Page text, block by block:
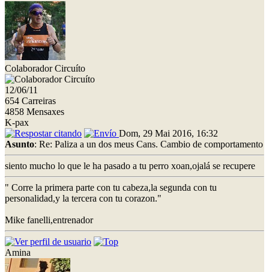
Colaborador Circuíto
12/06/11
654 Carreiras
4858 Mensaxes
K-pax
Dom, 29 Mai 2016, 16:32
Asunto: Re: Paliza a un dos meus Cans. Cambio de comportamento
siento mucho lo que le ha pasado a tu perro xoan,ojalá se recupere
" Corre la primera parte con tu cabeza,la segunda con tu
personalidad,y la tercera con tu corazon."
Mike fanelli,entrenador
Amina